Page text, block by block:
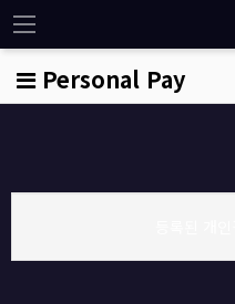
Personal Pay